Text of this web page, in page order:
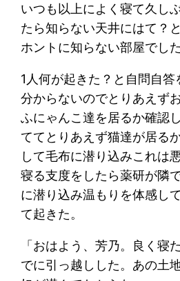
いつも以上によく寝て久し
たら知らない天井にはて？
ホントに知らない部屋でした
1人何が起きた？と自問自
分からないのでとりあえず
ふにゃんこ達を居るか確認
ててとりあえず猫達が居る
して毛布に潜り込みこれは
寝る支度をしたら薬研が隣
に潜り込み温もりを体感し
て起きた。
「おはよう、芳乃。良く寝
でに引っ越しした。あの土